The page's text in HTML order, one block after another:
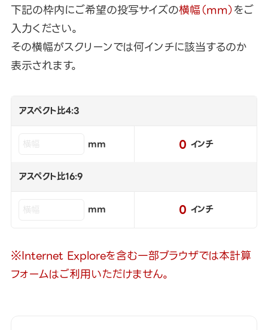
下記の枠内にご希望の投写サイズの横幅（mm）をご
入力ください。
その横幅がスクリーンでは何インチに該当するのか
表示されます。
アスペクト比4:3
mm 0 インチ
アスペクト比16:9
mm 0 インチ
※Internet Exploreを含む一部ブラウザでは本計算
フォームはご利用いただけません。